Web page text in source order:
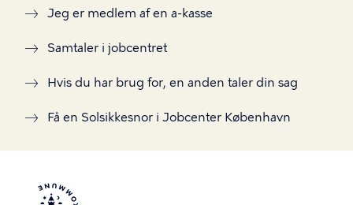
jobcentret
Jeg er medlem af en a-kasse
Samtaler i jobcentret
Hvis du har brug for, en anden taler din sag
Få en Solsikkesnor i Jobcenter København